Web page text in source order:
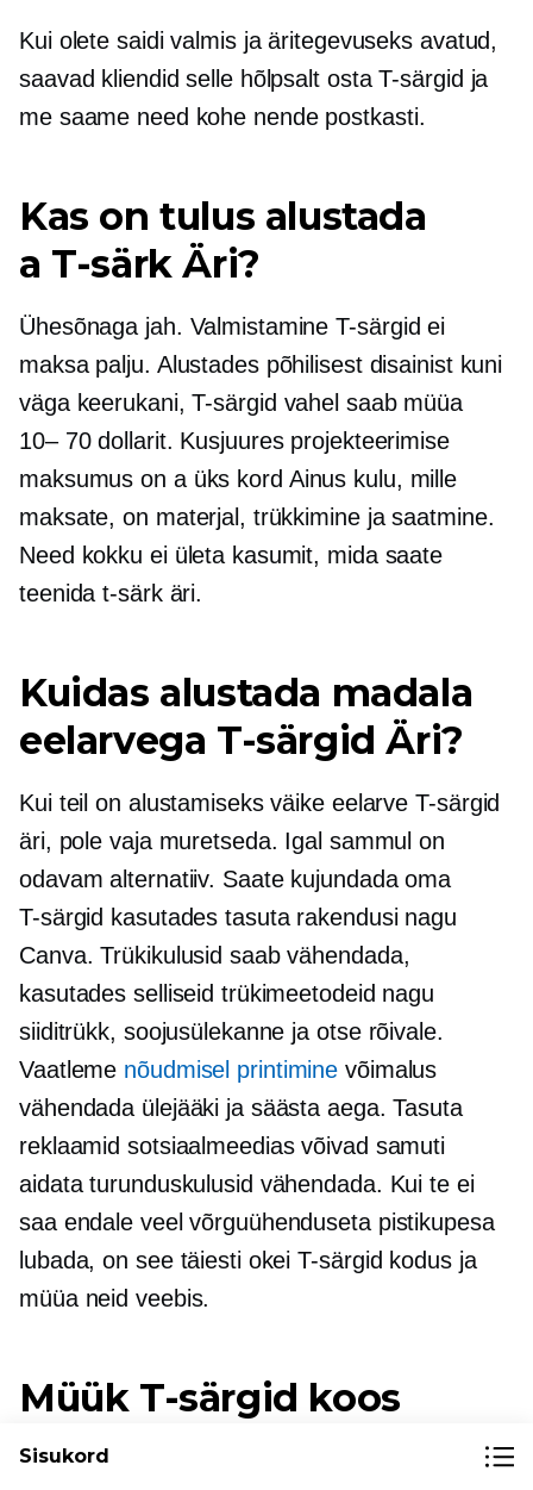
Kui olete saidi valmis ja äritegevuseks avatud,
saavad kliendid selle hõlpsalt ostaT-särgid ja
me saame need kohe nende postkasti.
Kas on tulus alustada
a T-särkÄri?
Ühesõnaga jah. ValmistamineT-särgid ei
maksa palju. Alustades põhilisest disainist kuni
väga keerukani,T-särgid vahel saab müüa
10– 70 dollarit. Kusjuures projekteerimise
maksumus on a üks kord Ainus kulu, mille
maksate, on materjal, trükkimine ja saatmine.
Need kokku ei ületa kasumit, mida saate
teenidat-särkäri.
Kuidas alustada madala
eelarvega T-särgid Äri?
Kui teil on alustamiseks väike eelarveT-särgid
äri, pole vaja muretseda. Igal sammul on
odavam alternatiiv. Saate kujundada oma
T-särgid kasutades tasuta rakendusi nagu
Canva. Trükikulusid saab vähendada,
kasutades selliseid trükimeetodeid nagu
siiditrükk, soojusülekanne ja otse rõivale.
Vaatleme nõudmisel printimine võimalus
vähendada ülejääki ja säästa aega. Tasuta
reklaamid sotsiaalmeedias võivad samuti
aidata turunduskulusid vähendada. Kui te ei
saa endale veel võrguühenduseta pistikupesa
lubada, on see täiesti okeiT-särgid kodus ja
müüa neid veebis.
Müük T-särgid koos
Ecwidiga
Sisukord